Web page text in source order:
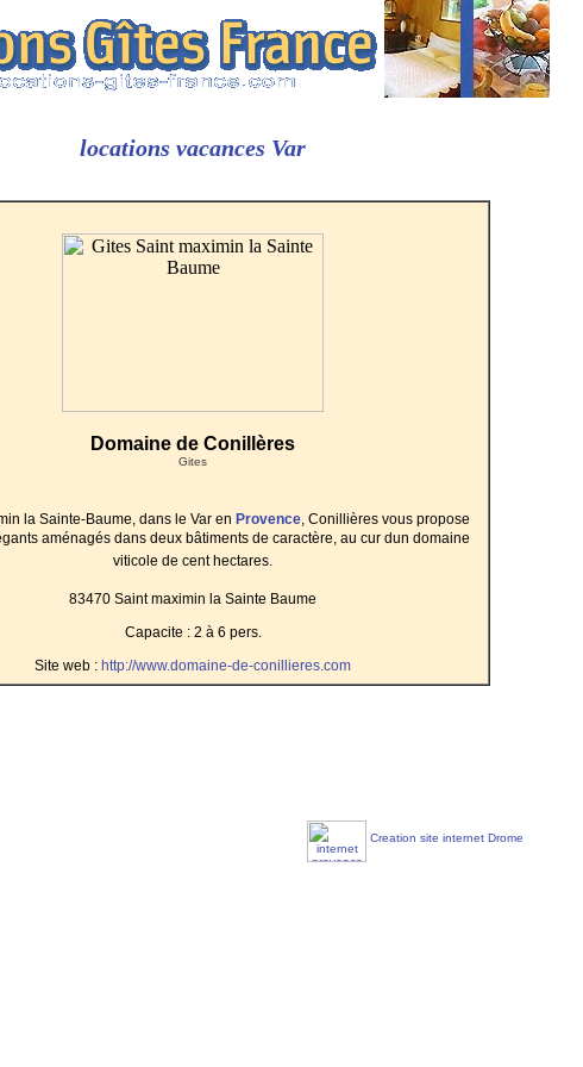
locations vacances Var
Domaine de Conillères
Gites
la Sainte-Baume, dans le Var en Provence , Conillières vous propose
aménagés dans deux bâtiments de caractère, au cur dun domaine
viticole de cent hectares.
83470 Saint maximin la Sainte Baume
Capacite : 2 à 6 pers.
Site web : http://www.domaine-de-conillieres.com
Creation site internet Drome